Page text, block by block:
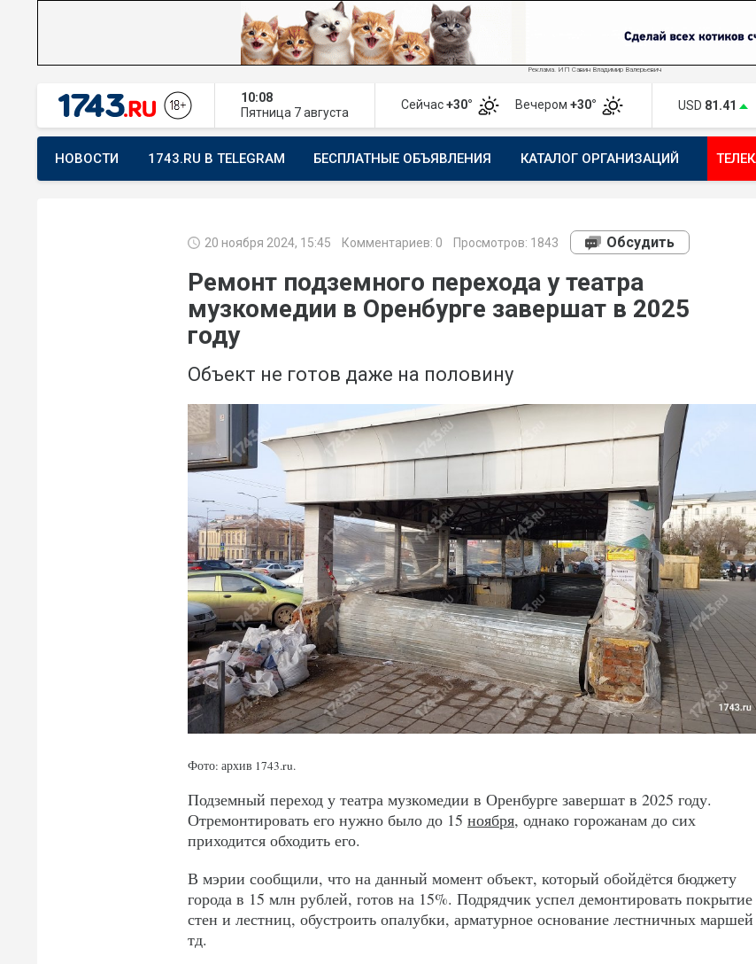
Реклама. ИП Савин Владимир Валерьевич
10:08
Пятница 7 августа
Сейчас+30° Вечером +30° USD 81.41
НОВОСТИ 1743.RU В TELEGRAM БЕСПЛАТНЫЕ ОБЪЯВЛЕНИЯ КАТАЛОГ ОРГАНИЗАЦИЙ
20 ноября 2024, 15:45 Комментариев: 0 Просмотров: 1843 Обсудить
Ремонт подземного перехода у театра
музкомедии в Оренбурге завершат в 2025
году
Объект не готов даже на половину
Фото: архив 1743.ru.
Подземный переход у театра музкомедии в Оренбурге завершат в 2025 году.
Отремонтировать его нужно было до 15 ноября, однако горожанам до сих
приходится обходить его.
В мэрии сообщили, что на данный момент объект, который обойдётся бюджету
города в 15 млн рублей, готов на 15%. Подрядчик успел демонтировать покрытие
стен и лестниц, обустроить опалубки, арматурное основание лестничных
тд.